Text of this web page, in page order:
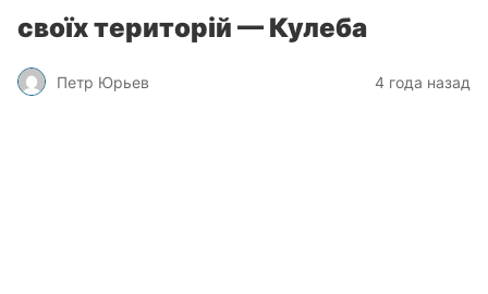
своїх територій — Кулеба
Петр Юрьев 4 года назад